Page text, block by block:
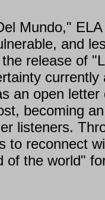
Mundo,"
and
release of
an open letter
becoming
listeners.
to reconnect
of the world"